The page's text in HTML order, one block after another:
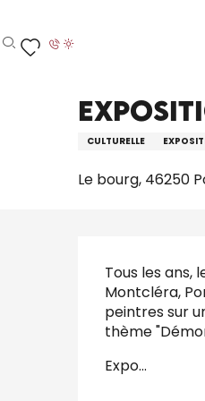
au
contenu
Recherche
CULTURELLE
Le bourg, 46250
Tous les ans,
Montcléra,
peintres sur
thème
Expo...